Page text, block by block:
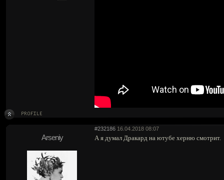
#232186 16.04.2018 08:07
Arseniy А я думал Дракард на ютубе херню смотрит.